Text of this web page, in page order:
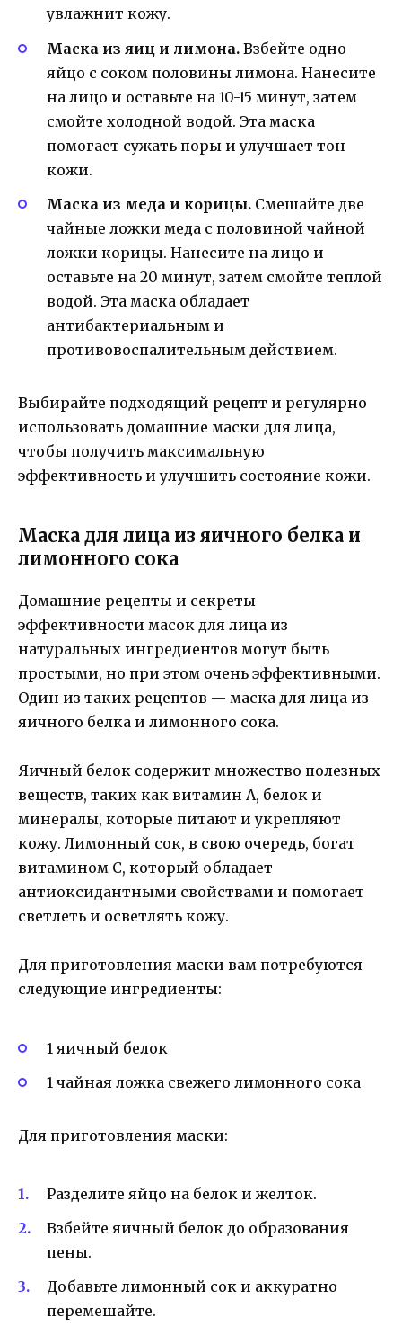
увлажнит кожу.
Маска из яиц и лимона. Взбейте одно
яйцо с соком половины лимона. Нанесите
на лицо и оставьте на 10-15 минут, затем
смойте холодной водой. Эта маска
помогает сужать поры и улучшает тон
кожи.
Маска из меда и корицы. Смешайте две
чайные ложки меда с половиной чайной
ложки корицы. Нанесите на лицо и
оставьте на 20 минут, затем смойте теплой
водой. Эта маска обладает
антибактериальным и
противовоспалительным действием.
Выбирайте подходящий рецепт и регулярно
использовать домашние маски для лица,
чтобы получить максимальную
эффективность и улучшить состояние кожи.
Маска для лица из яичного белка и
лимонного сока
Домашние рецепты и секреты
эффективности масок для лица из
натуральных ингредиентов могут быть
простыми, но при этом очень эффективными.
Один из таких рецептов — маска для лица из
яичного белка и лимонного сока.
Яичный белок содержит множество полезных
веществ, таких как витамин А, белок и
минералы, которые питают и укрепляют
кожу. Лимонный сок, в свою очередь, богат
витамином C, который обладает
антиоксидантными свойствами и помогает
светлеть и осветлять кожу.
Для приготовления маски вам потребуются
следующие ингредиенты:
1 яичный белок
1 чайная ложка свежего лимонного сока
Для приготовления маски:
Разделите яйцо на белок и желток.
Взбейте яичный белок до образования
пены.
Добавьте лимонный сок и аккуратно
перемешайте.